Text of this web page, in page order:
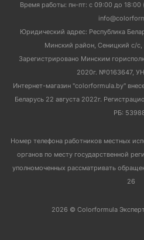
Время работы: пн-пт: с 09:00 до 18:00
Юридический адрес: Республика
Минский район, Сеницкий с/с,
Зарегистрировано Минским
2020г. №0163647,
Интернет-магазин "colorformula.by"
Беларусь 22 августа 2022г.
РБ:
Номер телефона работников местных
органов по месту государственной
уполномоченных рассматривать
26
2026 © Colorformula